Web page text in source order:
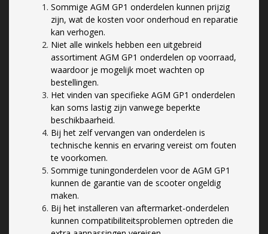
Sommige AGM GP1 onderdelen kunnen prijzig
zijn, wat de kosten voor onderhoud en reparatie
kan verhogen.
Niet alle winkels hebben een uitgebreid
assortiment AGM GP1 onderdelen op voorraad,
waardoor je mogelijk moet wachten op
bestellingen.
Het vinden van specifieke AGM GP1 onderdelen
kan soms lastig zijn vanwege beperkte
beschikbaarheid.
Bij het zelf vervangen van onderdelen is
technische kennis en ervaring vereist om fouten
te voorkomen.
Sommige tuningonderdelen voor de AGM GP1
kunnen de garantie van de scooter ongeldig
maken.
Bij het installeren van aftermarket-onderdelen
kunnen compatibiliteitsproblemen optreden die